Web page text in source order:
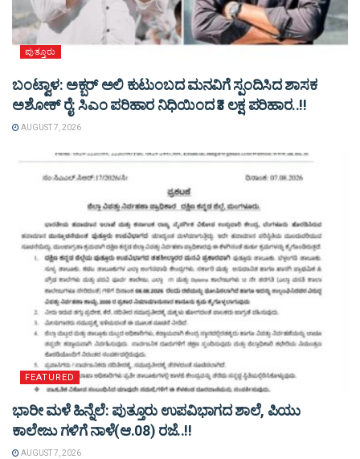
ಪುತ್ತೂರು
ಬಂಟ್ವಾಳ: ಅಕ್ಬರ್ ಅಲಿ ಕುಟುಂಬದ ಮನವಿಗೆ ಸ್ಪಂದಿಸಿದ ಶಾಸಕ
ಅಶೋಕ್ ರೈ: ಸಿಎಂ ಪರಿಹಾರ ನಿಧಿಯಿಂದ ₹3 ಲಕ್ಷ ಪರಿಹಾರ..!!
AUGUST 7, 2026
FEATURED
ಭಾರೀ ಮಳೆ ಹಿನ್ನೆಲೆ: ಪುತ್ತೂರು ಉಪವಿಭಾಗದ ಶಾಲೆ, ಪಿಯು
ಕಾಲೇಜು ಗಳಿಗೆ ನಾಳೆ(ಆ.08) ರಜೆ..!!
AUGUST 7, 2026